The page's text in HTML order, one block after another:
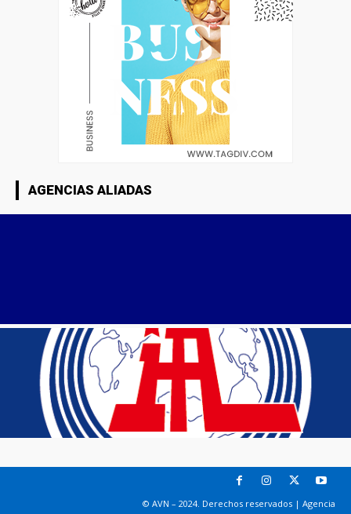
AGENCIAS ALIADAS
© AVN – 2024. Derechos reservados | Agencia